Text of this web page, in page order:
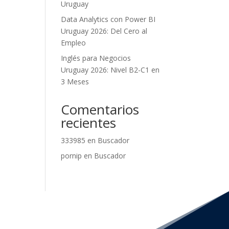
Uruguay
Data Analytics con Power BI
Uruguay 2026: Del Cero al
Empleo
Inglés para Negocios
Uruguay 2026: Nivel B2-C1 en
3 Meses
Comentarios
recientes
333985 en Buscador
pornip en Buscador